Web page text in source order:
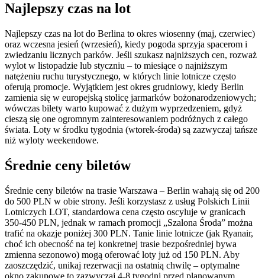
Najlepszy czas na lot
Najlepszy czas na lot do Berlina to okres wiosenny (maj, czerwiec)
oraz wczesna jesień (wrzesień), kiedy pogoda sprzyja spacerom i
zwiedzaniu licznych parków. Jeśli szukasz najniższych cen, rozważ
wylot w listopadzie lub styczniu – to miesiące o najniższym
natężeniu ruchu turystycznego, w których linie lotnicze często
oferują promocje. Wyjątkiem jest okres grudniowy, kiedy Berlin
zamienia się w europejską stolicę jarmarków bożonarodzeniowych;
wówczas bilety warto kupować z dużym wyprzedzeniem, gdyż
cieszą się one ogromnym zainteresowaniem podróżnych z całego
świata. Loty w środku tygodnia (wtorek-środa) są zazwyczaj tańsze
niż wyloty weekendowe.
Średnie ceny biletów
Średnie ceny biletów na trasie Warszawa – Berlin wahają się od 200
do 500 PLN w obie strony. Jeśli korzystasz z usług Polskich Linii
Lotniczych LOT, standardowa cena często oscyluje w granicach
350-450 PLN, jednak w ramach promocji „Szalona Środa” można
trafić na okazje poniżej 300 PLN. Tanie linie lotnicze (jak Ryanair,
choć ich obecność na tej konkretnej trasie bezpośredniej bywa
zmienna sezonowo) mogą oferować loty już od 150 PLN. Aby
zaoszczędzić, unikaj rezerwacji na ostatnią chwilę – optymalne
okno zakupowe to zazwyczaj 4-8 tygodni przed planowanym